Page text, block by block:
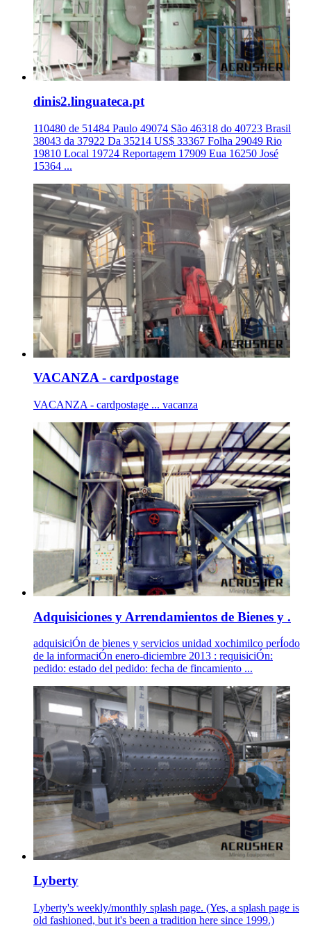
dinis2.linguateca.pt
110480 de 51484 Paulo 49074 São 46318 do 40723 Brasil
38043 da 37922 Da 35214 US$ 33367 Folha 29049 Rio
19810 Local 19724 Reportagem 17909 Eua 16250 José
15364 ...
VACANZA - cardpostage
VACANZA - cardpostage ... vacanza
Adquisiciones y Arrendamientos de Bienes y .
adquisiciÓn de bienes y servicios unidad xochimilco perÍodo
de la informaciÓn enero-diciembre 2013 : requisiciÓn:
pedido: estado del pedido: fecha de fincamiento ...
Lyberty
Lyberty's weekly/monthly splash page. (Yes, a splash page is
old fashioned, but it's been a tradition here since 1999.)